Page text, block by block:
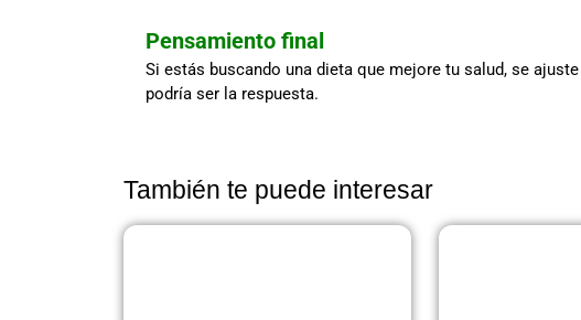
Pensamiento final
Si estás buscando una dieta que mejore tu salud, se
podría ser la respuesta.
También te puede interesar